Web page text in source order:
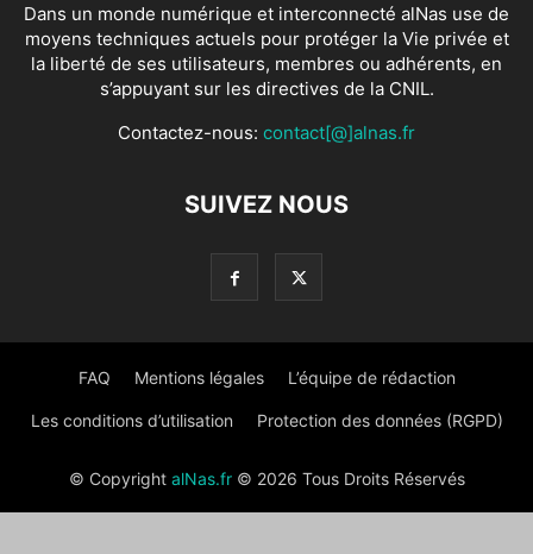
Dans un monde numérique et interconnecté alNas use de
moyens techniques actuels pour protéger la Vie privée et
la liberté de ses utilisateurs, membres ou adhérents, en
s’appuyant sur les directives de la CNIL.
Contactez-nous: contact[@]alnas.fr
SUIVEZ NOUS
FAQ Mentions légales L’équipe de rédaction
Les conditions d’utilisation Protection des données (RGPD)
© Copyright alNas.fr© 2026 Tous Droits Réservés